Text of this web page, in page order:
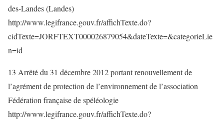
des-Landes (Landes)
http://www.legifrance.gouv.fr/affichTexte.do?
cidTexte=JORFTEXT000026879054&dateTexte=&categorieLie
n=id
13 Arrêté du 31 décembre 2012 portant renouvellement de
l’agrément de protection de l’environnement de l’association
Fédération française de spéléologie
http://www.legifrance.gouv.fr/affichTexte.do?